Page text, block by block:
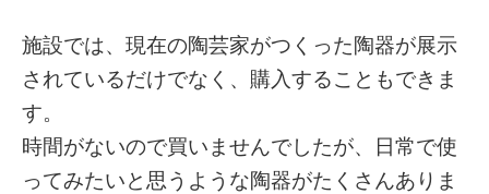
施設では、現在の陶芸家がつくった陶器が展示
されているだけでなく、購入することもできま
す。
時間がないので買いませんでしたが、日常で使
ってみたいと思うような陶器がたくさんありま